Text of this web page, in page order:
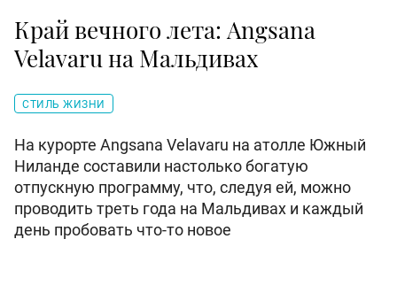
Край вечного лета: Angsana
Velavaru на Мальдивах
СТИЛЬ ЖИЗНИ
На курорте Angsana Velavaru на атолле Южный
Ниланде составили настолько богатую
отпускную программу, что, следуя ей, можно
проводить треть года на Мальдивах и каждый
день пробовать что-то новое